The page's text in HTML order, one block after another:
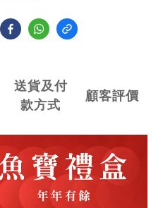
送貨及付
款方式
顧客評價